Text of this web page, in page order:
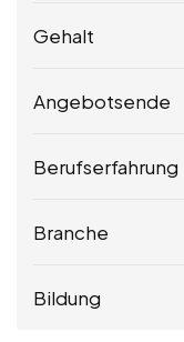
Gehalt
Angebotsende
Berufserfahrung
Branche
Bildung